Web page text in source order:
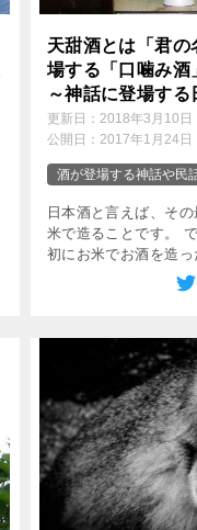
天甜酒とは「君の
場する「口噛み酒
～神話に登場する
米の酒「日本酒の
更新日： 2018年3月10日
公開日： 2017年1月24日
酒が登場する神話や民
日本酒と言えば、そ
米で造ることです。
初にお米でお酒を造
誰なのでしょう。 い
みると、「古事記」
記述を見い出すこ […]